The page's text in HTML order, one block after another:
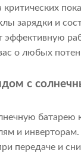
зарядки и
эффективную
о любых
с
батарею
и
передаче и